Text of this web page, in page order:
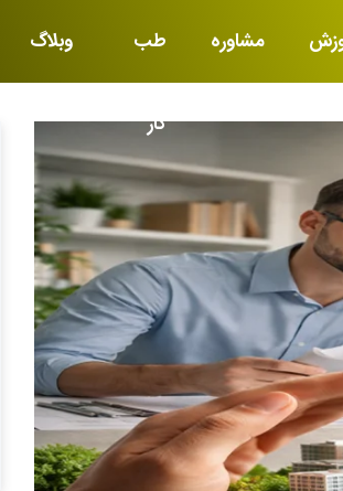
مشاوره طب
کار
وبلاگ